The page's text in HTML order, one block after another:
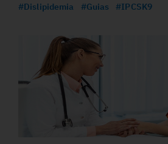
#Dislipidemia
#Guias #IPCSK9